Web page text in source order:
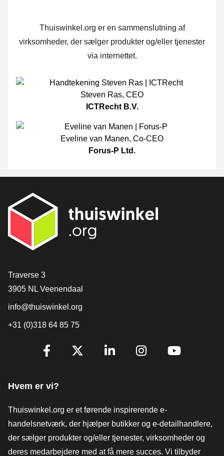
Thuiswinkel.org er en sammenslutning af
virksomheder, der sælger produkter og/eller tjenester
via internettet.
Steven Ras, CEO
ICTRecht B.V.
Eveline van Manen, Co-CEO
Forus-P Ltd.
[_General:Contact]
Traverse 3
3905 NL Veenendaal
info@thuiswinkel.org
+31 (0)318 64 85 75
[_General:SocialMediaTitle]
Hvem er vi?
Thuiswinkel.org er et førende inspirerende e-
handelsnetværk, der hjælper butikker og e-detailhandlere,
der sælger produkter og/eller tjenester, virksomheder og
deres medarbejdere med at få mere succes. Vi tilbyder